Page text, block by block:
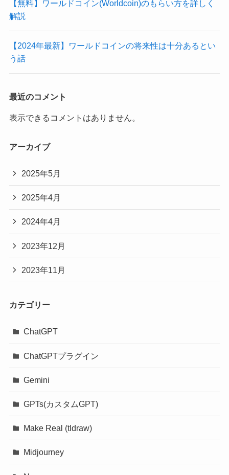
【無料】ワールドコイン(Worldcoin)のもらい方を詳しく
解説
【2024年最新】ワールドコインの将来性は十分あるとい
う話
最近のコメント
表示できるコメントはありません。
アーカイブ
2025年5月
2025年4月
2024年4月
2023年12月
2023年11月
カテゴリー
ChatGPT
ChatGPTプラグイン
Gemini
GPTs(カスタムGPT)
Make Real (tldraw)
Midjourney